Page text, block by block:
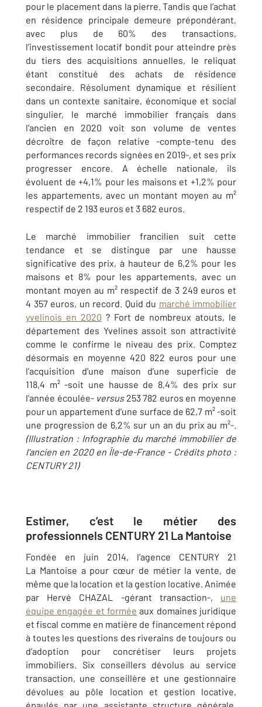
pour le placement dans la pierre. Tandis que l’achat
en résidence principale demeure prépondérant,
avec plus de 60% des transactions,
l’investissement locatif bondit pour atteindre près
du tiers des acquisitions annuelles, le reliquat
étant constitué des achats de résidence
secondaire. Résolument dynamique et résilient
dans un contexte sanitaire, économique et social
singulier, le marché immobilier français dans
l’ancien en 2020 voit son volume de ventes
décroître de façon relative -compte-tenu des
performances records signées en 2019-, et ses prix
progresser encore. A échelle nationale, ils
évoluent de +4,1% pour les maisons et +1,2% pour
les appartements, avec un montant moyen au m²
respectif de 2 193 euros et 3 682 euros.
Le marché immobilier francilien suit cette
tendance et se distingue par une hausse
significative des prix, à hauteur de 6,2% pour les
maisons et 8% pour les appartements, avec un
montant moyen au m² respectif de 3 249 euros et
4 357 euros, un record. Quid du marché immobilier
yvelinois en 2020 ? Fort de nombreux atouts, le
département des Yvelines assoit son attractivité
comme le confirme le niveau des prix. Comptez
désormais en moyenne 420 822 euros pour une
l’acquisition d’une maison d’une superficie de
118,4 m² -soit une hausse de 8,4% des prix sur
l’année écoulée- versus253 782 euros en moyenne
pour un appartement d’une surface de 62,7 m² -soit
une progression de 6,2% sur un an du prix au m²-.
(Illustration : Infographie du marché immobilier de
l’ancien en 2020 en Île-de-France - Crédits photo :
CENTURY 21)
Estimer, c’est le métier des
professionnels CENTURY 21 La Mantoise
Fondée en juin 2014, l’agence CENTURY 21
La Mantoise a pour cœur de métier la vente, de
même que la location et la gestion locative. Animée
par Hervé CHAZAL -gérant transaction-, une
équipe engagée et formée aux domaines juridique
et fiscal comme en matière de financement répond
à toutes les questions des riverains de toujours ou
d’adoption pour concrétiser leurs projets
immobiliers. Six conseillers dévolus au service
transaction, une conseillère et une gestionnaire
dévolues au pôle location et gestion locative,